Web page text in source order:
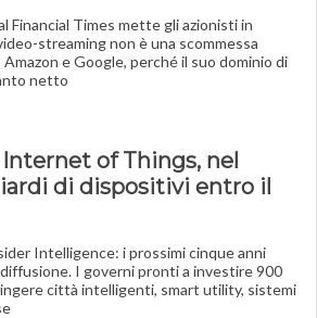
Financial Times mette gli azionisti in
streaming non è una scommessa
Amazon e Google, perché il suo dominio di
netto
of Things, nel
di dispositivi entro il
Intelligence: i prossimi cinque anni
I governi pronti a investire 900
città intelligenti, smart utility, sistemi